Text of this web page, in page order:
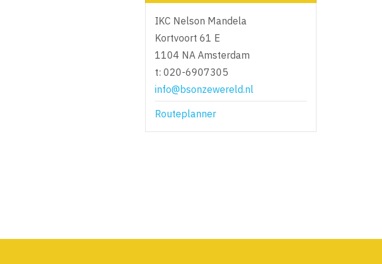
IKC Nelson Mandela
Kortvoort 61 E
1104 NA Amsterdam
t: 020-6907305
info@bsonzewereld.nl
Routeplanner